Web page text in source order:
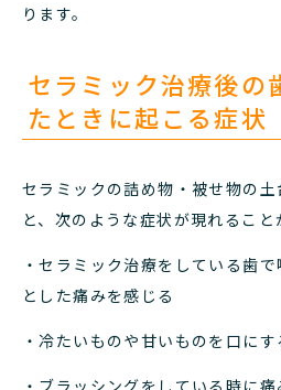
ります。
セラミック治療後の
たときに起こる症状
セラミックの詰め物・被せ物の
と、次のような症状が現れること
・セラミック治療をしている歯
とした痛みを感じる
・冷たいものや甘いものを口に
・ブラッシングをしている時に